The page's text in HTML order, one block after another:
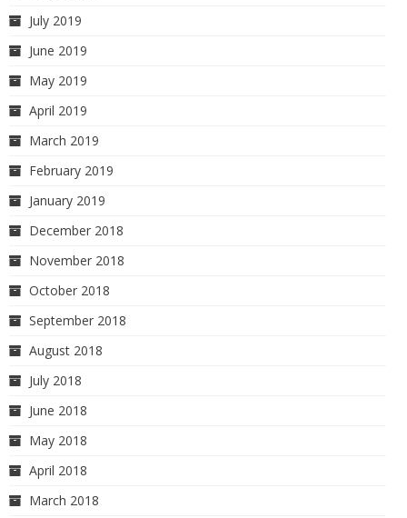
July 2019
June 2019
May 2019
April 2019
March 2019
February 2019
January 2019
December 2018
November 2018
October 2018
September 2018
August 2018
July 2018
June 2018
May 2018
April 2018
March 2018